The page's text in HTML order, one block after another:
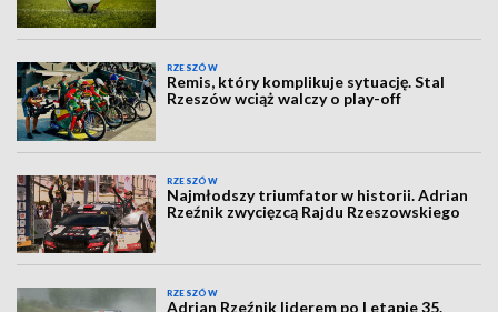
RZESZÓW
Remis, który komplikuje sytuację. Stal
Rzeszów wciąż walczy o play-off
RZESZÓW
Najmłodszy triumfator w historii. Adrian
Rzeźnik zwycięzcą Rajdu Rzeszowskiego
RZESZÓW
Adrian Rzeźnik liderem po I etapie 35.